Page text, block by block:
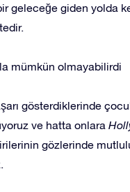
geleceğe giden yolda
mümkün olmayabilirdi
gösterdiklerinde
ve hatta onlara
gözlerinde